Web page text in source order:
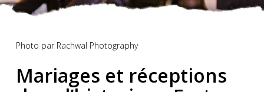
Photo par Rachwal Photography
Mariages et réceptions